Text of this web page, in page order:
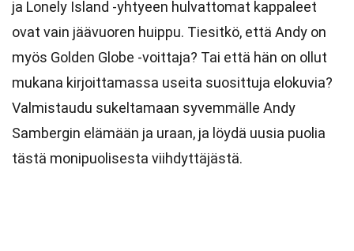
ja Lonely Island -yhtyeen hulvattomat kappaleet
ovat vain jäävuoren huippu. Tiesitkö, että Andy on
myös Golden Globe -voittaja? Tai että hän on ollut
mukana kirjoittamassa useita suosittuja elokuvia?
Valmistaudu sukeltamaan syvemmälle Andy
Sambergin elämään ja uraan, ja löydä uusia puolia
tästä monipuolisesta viihdyttäjästä.